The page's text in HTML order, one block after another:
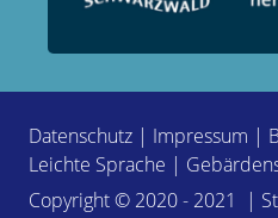
Datenschutz | Impressum |
Leichte Sprache |
Copyright © 2020 - 2021 |